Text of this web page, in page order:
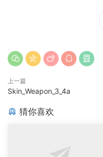
上一篇
Skin_Weapon_3_4a
猜你喜欢